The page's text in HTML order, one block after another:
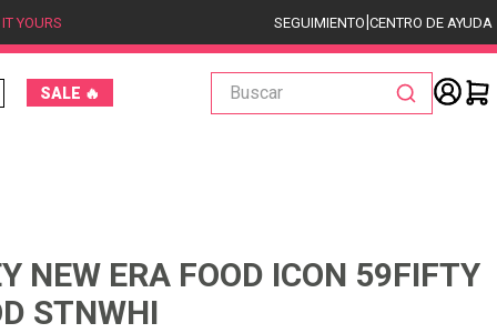
YOURS SEGUIMIENTO|CENTRO DE AYUDA
SALE 🔥
Buscar
NEW ERA FOOD ICON 59FIFTY
STNWHI